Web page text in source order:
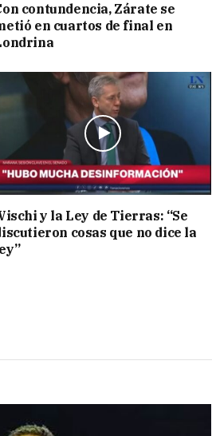
contundencia, Zárate se
en cuartos de final en
y la Ley de Tierras: “Se
cosas que no dice la